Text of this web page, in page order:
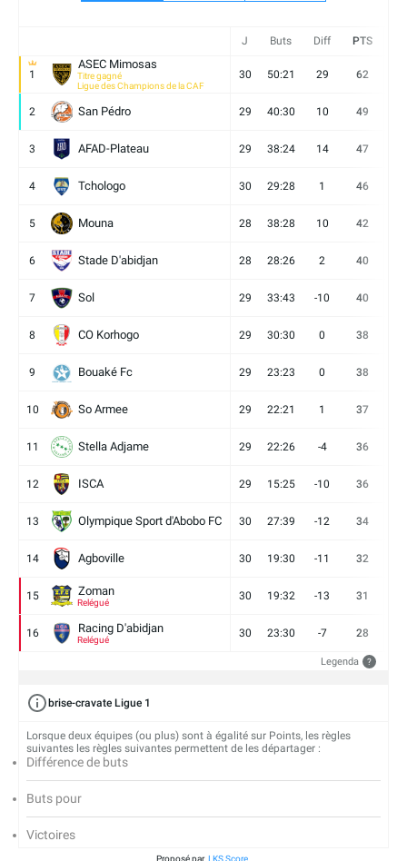
J Buts Diff PTS
1
ASEC Mimosas
Titre gagné
Ligue des Champions de la CAF
30 50:21 29 62
2 San Pédro 29 40:30 10 49
3 AFAD-Plateau 29 38:24 14 47
4 Tchologo 30 29:28 1 46
5 Mouna 28 38:28 10 42
6 Stade D'abidjan 28 28:26 2 40
7 Sol 29 33:43 -10 40
8 CO Korhogo 29 30:30 0 38
9 Bouaké Fc 29 23:23 0 38
10 So Armee 29 22:21 1 37
11 Stella Adjame 29 22:26 -4 36
12 ISCA 29 15:25 -10 36
13 Olympique Sport d'Abobo FC 30 27:39 -12 34
14 Agboville 30 19:30 -11 32
15 Zoman
Relégué
30 19:32 -13 31
16 Racing D'abidjan
Relégué
30 23:30 -7 28
Legenda ?
brise-cravate Ligue 1
Lorsque deux équipes (ou plus) sont à égalité sur Points, les règles
suivantes les règles suivantes permettent de les départager :
Différence de buts
Buts pour
Victoires